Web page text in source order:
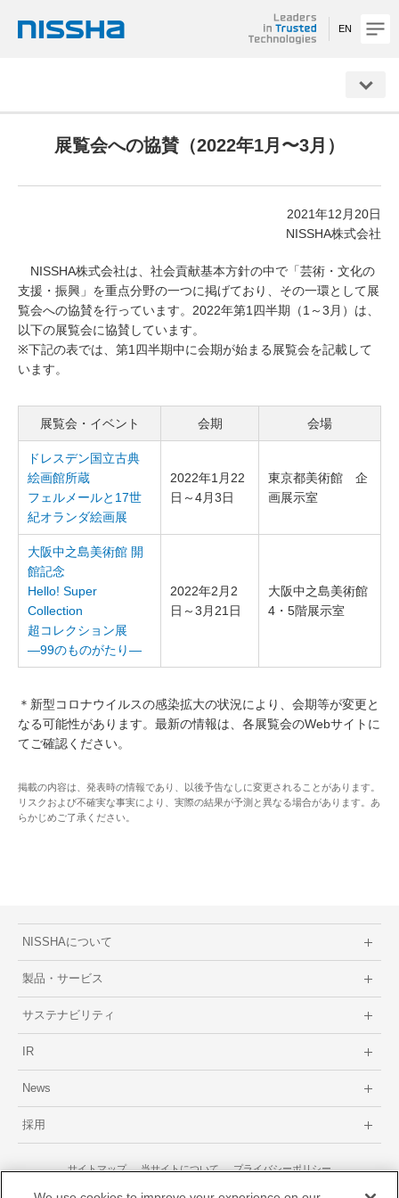
EN
展覧会への協賛（2022年1月〜3月）
2021年12月20日
NISSHA株式会社
NISSHA株式会社は、社会貢献基本方針の中で「芸術・文化の
支援・振興」を重点分野の一つに掲げており、その一環として展
覧会への協賛を行っています。2022年第1四半期（1～3月）は、
以下の展覧会に協賛しています。
※下記の表では、第1四半期中に会期が始まる展覧会を記載して
います。
展覧会・イベント 会期 会場
ドレスデン国立古典
絵画館所蔵
フェルメールと17世
紀オランダ絵画展
2022年1月22
日～4月3日
東京都美術館 企
画展示室
⼤阪中之島美術館 開
館記念
Hello! Super
Collection
超コレクション展
—99のものがたり—
2022年2⽉2
⽇～3⽉21⽇
⼤阪中之島美術館
4・5階展⽰室
＊新型コロナウイルスの感染拡大の状況により、会期等が変更と
なる可能性があります。最新の情報は、各展覧会のWebサイトに
てご確認ください。
掲載の内容は、発表時の情報であり、以後予告なしに変更されることがあります。
リスクおよび不確実な事実により、実際の結果が予測と異なる場合があります。あ
らかじめご了承ください。
NISSHAについて
製品・サービス
サステナビリティ
IR
News
採用
サイトマップ 当サイトについて プライバシーポリシー
GDPRに関するプライバシーポリシー